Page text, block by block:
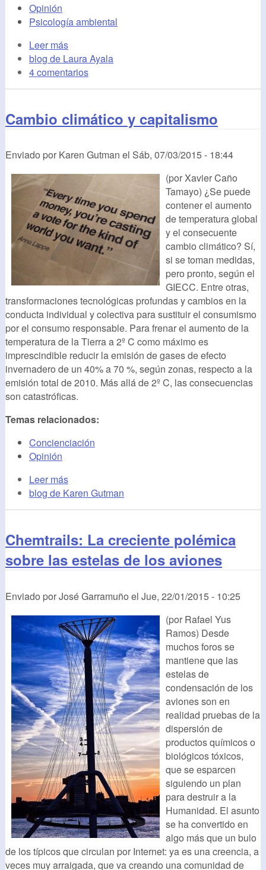
Opinión
Psicología ambiental
Leer más
blog de Laura Ayala
4 comentarios
Cambio climático y capitalismo
Enviado por Karen Gutman el Sáb, 07/03/2015 - 18:44
(por Xavier Caño
Tamayo) ¿Se puede
contener el aumento
de temperatura global
y el consecuente
cambio climático? Sí,
si se toman medidas,
pero pronto, según el
GIECC. Entre otras,
transformaciones tecnológicas profundas y cambios en la
conducta individual y colectiva para sustituir el consumismo
por el consumo responsable. Para frenar el aumento de la
temperatura de la Tierra a 2º C como máximo es
imprescindible reducir la emisión de gases de efecto
invernadero de un 40% a 70 %, según zonas, respecto a la
emisión total de 2010. Más allá de 2º C, las consecuencias
son catastróficas.
Temas relacionados:
Concienciación
Opinión
Leer más
blog de Karen Gutman
Chemtrails: La creciente polémica
sobre las estelas de los aviones
Enviado porJosé Garramuño el Jue, 22/01/2015 - 10:25
(por Rafael Yus
Ramos) Desde
muchos foros se
mantiene que las
estelas de
condensación de los
aviones son en
realidad pruebas de la
dispersión de
productos químicos o
biológicos tóxicos,
que se esparcen
siguiendo un plan
para destruir a la
Humanidad. El asunto
se ha convertido en
algo más que un bulo
de los típicos que circulan por Internet: ya es una creencia, a
veces muy arraigada, que va creando una comunidad de